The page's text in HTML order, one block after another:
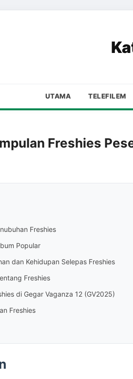
UTAMA TELEFILEM
Freshies
Freshies
Popular
dan Kehidupan Selepas Freshies
Freshies
di Gegar Vaganza 12 (GV2025)
Freshies